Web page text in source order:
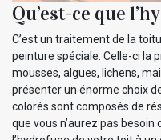
Qu’est-ce que
C’est un traitement de la
peinture spéciale. Celle-ci la
mousses, algues, lichens,
présenter un énorme choix
colorés sont composés de
que vous n’aurez pas